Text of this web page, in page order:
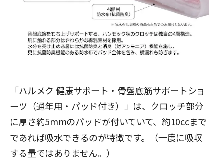
「ハルメク 健康サポート・骨盤底筋サポートショ
ーツ（通年用・パッド付き）」は、クロッチ部分
に厚さ約5mmのパッドが付いていて、約10ccまで
であれば吸水できるのが特徴です。（一度に吸収
する量ではありません。）